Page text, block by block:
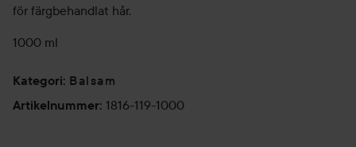
för färgbehandlat hår.
1000 ml
Kategori: Balsam
Artikelnummer: 1816-119-1000